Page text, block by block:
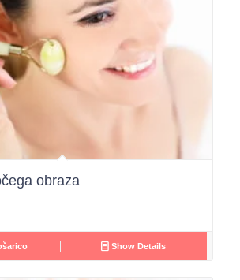
obraza
Show Details